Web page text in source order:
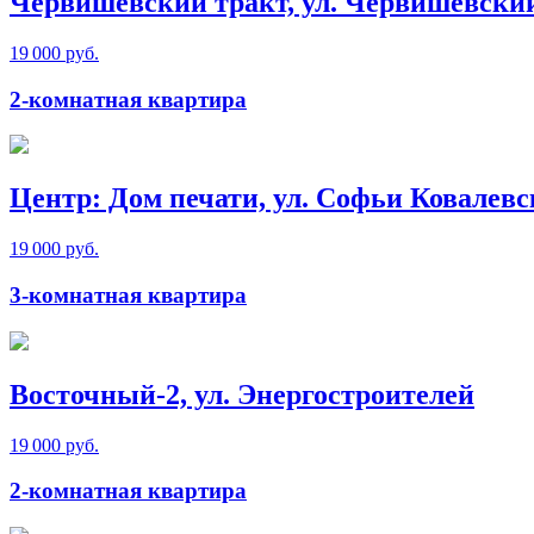
19 000 руб.
2-комнатная квартира
Центр: Дом печати, ул. Софьи
19 000 руб.
3-комнатная квартира
Восточный-2, ул. Энергостроителей
19 000 руб.
2-комнатная квартира